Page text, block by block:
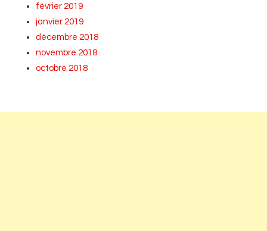
février 2019
janvier 2019
décembre 2018
novembre 2018
octobre 2018